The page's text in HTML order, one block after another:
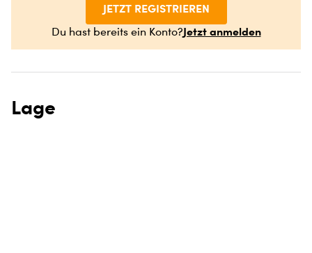
JETZT REGISTRIEREN
Du hast bereits ein Konto?Jetzt anmelden
Lage